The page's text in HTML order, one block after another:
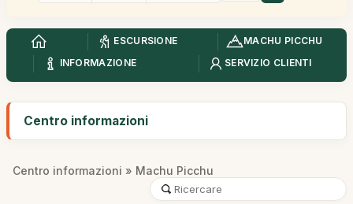
ESCURSIONE
MACHU PICCHU
INFORMAZIONE
SERVIZIO CLIENTI
Centro informazioni
Centro informazioni » Machu Picchu